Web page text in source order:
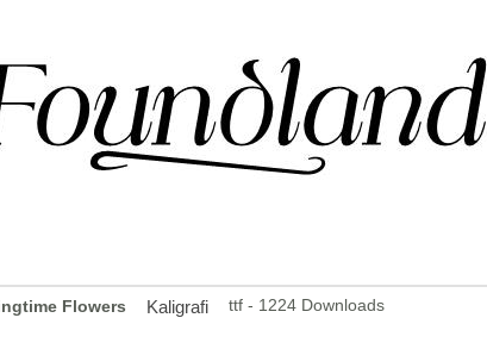
Flowers Kaligrafi ttf - 1224 Downloads